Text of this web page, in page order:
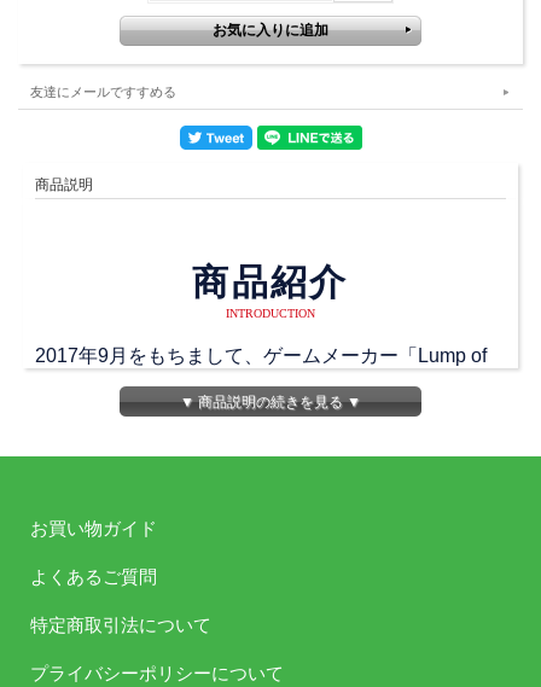
友達にメールですすめる
商品説明
商品紹介
INTRODUCTION
2017年9月をもちまして、ゲームメーカー「Lump of
Sugar」のラジオ番組「Lump of Sugar放送部」が10周
年を迎えることになりました。
『「Lump of Sugar放送部」10周年記念 タペストリー
泉戸こはく』
目！
59cm×84cmの大きめサイズで、巫女さん衣装にドキ
▼ 商品説明の続きを見る ▼
お買い物ガイド
よくあるご質問
特定商取引法について
プライバシーポリシーについて